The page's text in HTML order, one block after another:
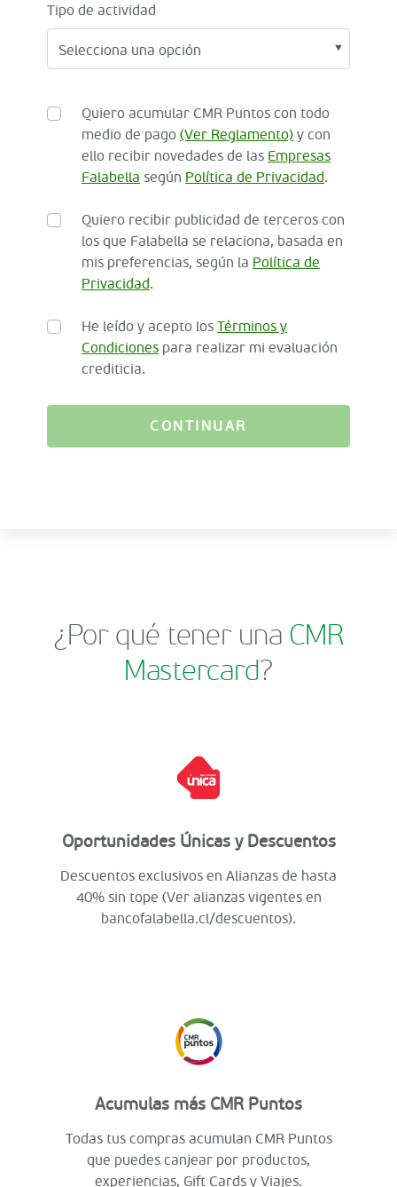
Tipo de actividad
Quiero acumular CMR Puntos con todo
medio de pago (Ver Reglamento) y con
ello recibir novedades de las Empresas
Falabella según Política de Privacidad.
Quiero recibir publicidad de terceros con
los que Falabella se relaciona, basada en
mis preferencias, según la Política de
Privacidad.
He leído y acepto los Términos y
Condiciones para realizar mi evaluación
crediticia.
CONTINUAR
¿Por qué tener una CMR
Mastercard?
Oportunidades Únicas y Descuentos
Descuentos exclusivos en Alianzas de hasta
40% sin tope (Ver alianzas vigentes en
bancofalabella.cl/descuentos).
Acumulas más CMR Puntos
Todas tus compras acumulan CMR Puntos
que puedes canjear por productos,
experiencias, Gift Cards y Viajes.